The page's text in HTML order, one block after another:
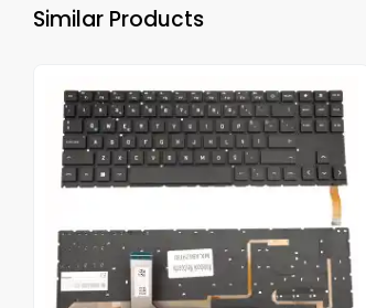
Similar Products